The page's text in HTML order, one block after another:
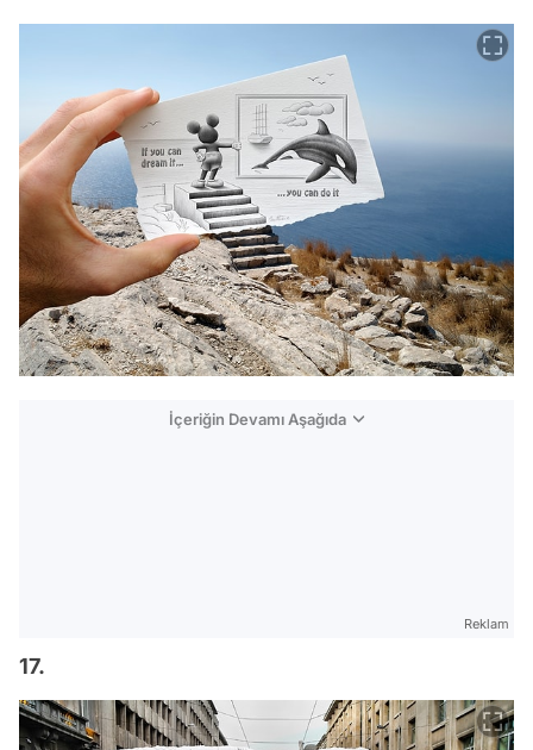
İçeriğin Devamı Aşağıda
Reklam
17.